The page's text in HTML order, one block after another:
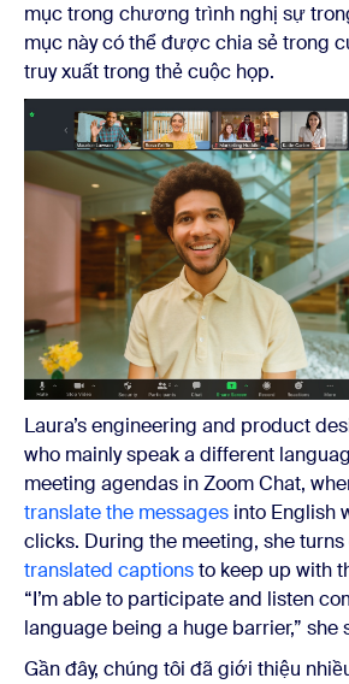
mục trong chương trình nghị sự
mục này có thể được chia sẻ trong
truy xuất trong thẻ cuộc họp.
Laura’s engineering and product
who mainly speak a different
meeting agendas in Zoom Chat,
translate the messages into English
clicks. During the meeting, she turns
translated captionsto keep up with
“I’m able to participate and listen
language being a huge barrier,” she
Gần đây, chúng tôi đã giới thiệu